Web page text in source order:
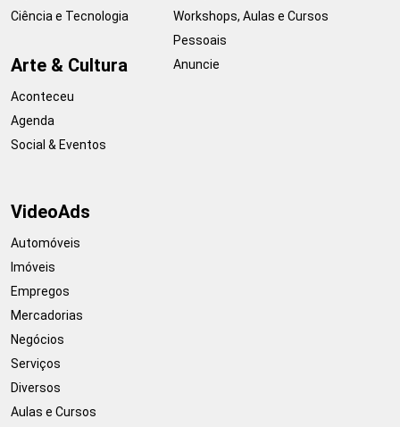
Ciência e Tecnologia
Arte & Cultura
Aconteceu
Agenda
Social & Eventos
Workshops, Aulas e Cursos
Pessoais
Anuncie
VideoAds
Automóveis
Imóveis
Empregos
Mercadorias
Negócios
Serviços
Diversos
Aulas e Cursos